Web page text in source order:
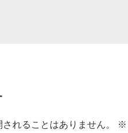
れることはありません。 ※